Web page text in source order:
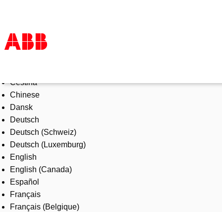
Products & Solutions
Industries
Services
About us
Where to buy
Contact us
Careers
Čeština
Chinese
Dansk
Deutsch
Deutsch (Schweiz)
Deutsch (Luxemburg)
English
English (Canada)
Español
Français
Français (Belgique)